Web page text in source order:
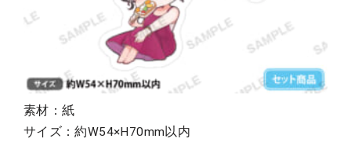
素材：紙
サイズ：約W54×H70mm以内